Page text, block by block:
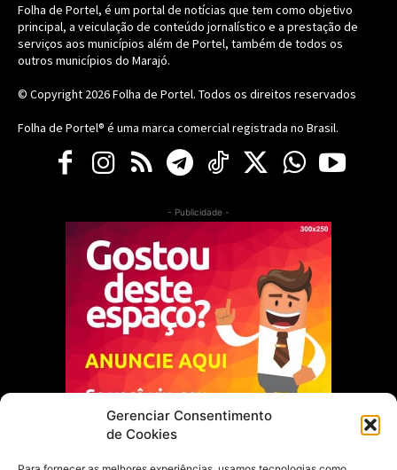
Gerenciar Consentimento
de Cookies
Folha de Portel, é um portal de notícias que tem como objetivo
principal, a veiculação de conteúdo jornalístico e a prestação de
serviços aos municípios além de Portel, também de todos os
outros municípios do Marajó.
© Copyright 2026Folha de Portel. Todos os direitos reservados
Folha de Portel® é uma marca comercial registrada no Brasil.
- Publicidade -